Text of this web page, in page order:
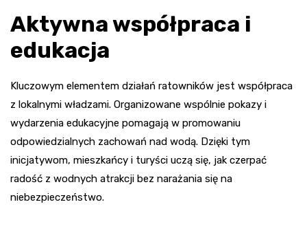
Aktywna współpraca i
edukacja
Kluczowym elementem działań ratowników jest współpraca
z lokalnymi władzami. Organizowane wspólnie pokazy i
wydarzenia edukacyjne pomagają w promowaniu
odpowiedzialnych zachowań nad wodą. Dzięki tym
inicjatywom, mieszkańcy i turyści uczą się, jak czerpać
radość z wodnych atrakcji bez narażania się na
niebezpieczeństwo.